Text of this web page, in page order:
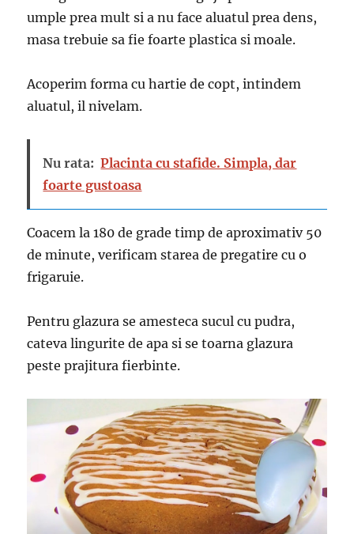
umple prea mult si a nu face aluatul prea dens,
masa trebuie sa fie foarte plastica si moale.
Acoperim forma cu hartie de copt, intindem
aluatul, il nivelam.
Nu rata: Placinta cu stafide. Simpla, dar
foarte gustoasa
Coacem la 180 de grade timp de aproximativ 50
de minute, verificam starea de pregatire cu o
frigaruie.
Pentru glazura se amesteca sucul cu pudra,
cateva lingurite de apa si se toarna glazura
peste prajitura fierbinte.